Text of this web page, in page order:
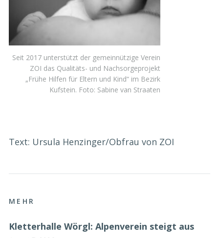
Seit 2017 unterstützt der gemeinnützige Verein
ZOI das Qualitäts- und Nachsorgeprojekt
„Frühe Hilfen für Eltern und Kind“ im Bezirk
Kufstein. Foto: Sabine van Straaten
Text: Ursula Henzinger/Obfrau von ZOI
MEHR
Kletterhalle Wörgl: Alpenverein steigt aus